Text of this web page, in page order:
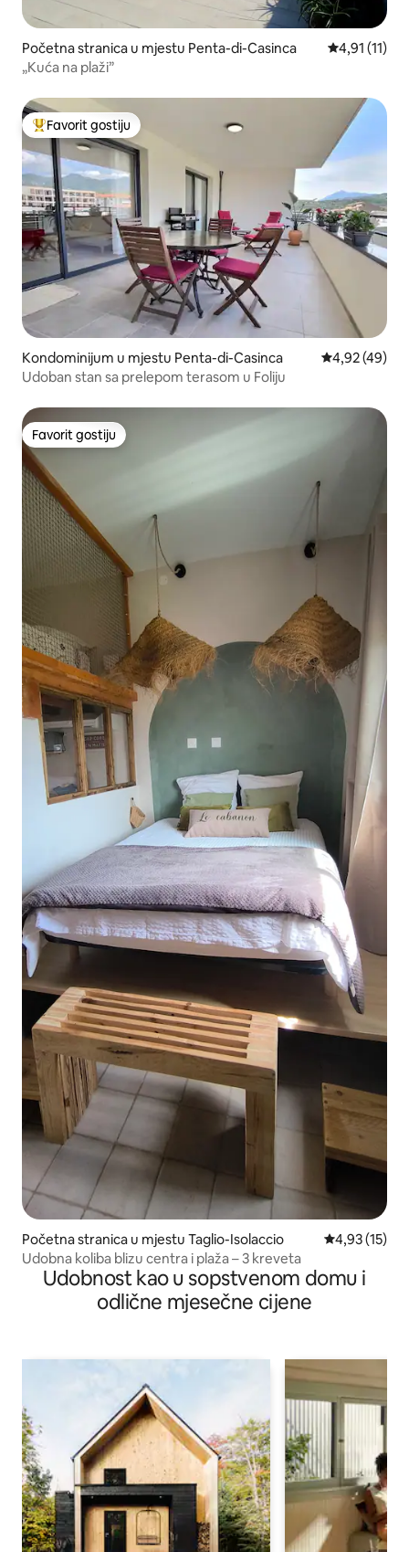
Početna stranica u mjestu Penta-di-Casinca prosječna
4,91 (11)
„Kuća na plaži”
Glavni favorit gostiju
Favorit gostiju
Kondominijum u mjestu Penta-di-Casinca prosječna
4,92 (49)
Udoban stan sa prelepom terasom u Foliju
Favorit gostiju
Favorit gostiju
Početna stranica u mjestu Taglio-Isolaccio prosječna
4,93 (15)
Udobna koliba blizu centra i plaža – 3 kreveta
Udobnost kao u sopstvenom domu i
odlične mjesečne cijene